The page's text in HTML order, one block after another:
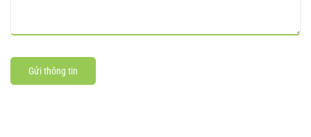
Gửi thông tin